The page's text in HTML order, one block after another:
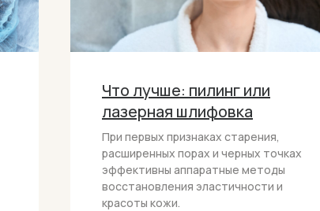
Что лучше: пилинг или
лазерная шлифовка
При первых признаках старения,
расширенных порах и черных точках
эффективны аппаратные методы
восстановления эластичности и
красоты кожи.